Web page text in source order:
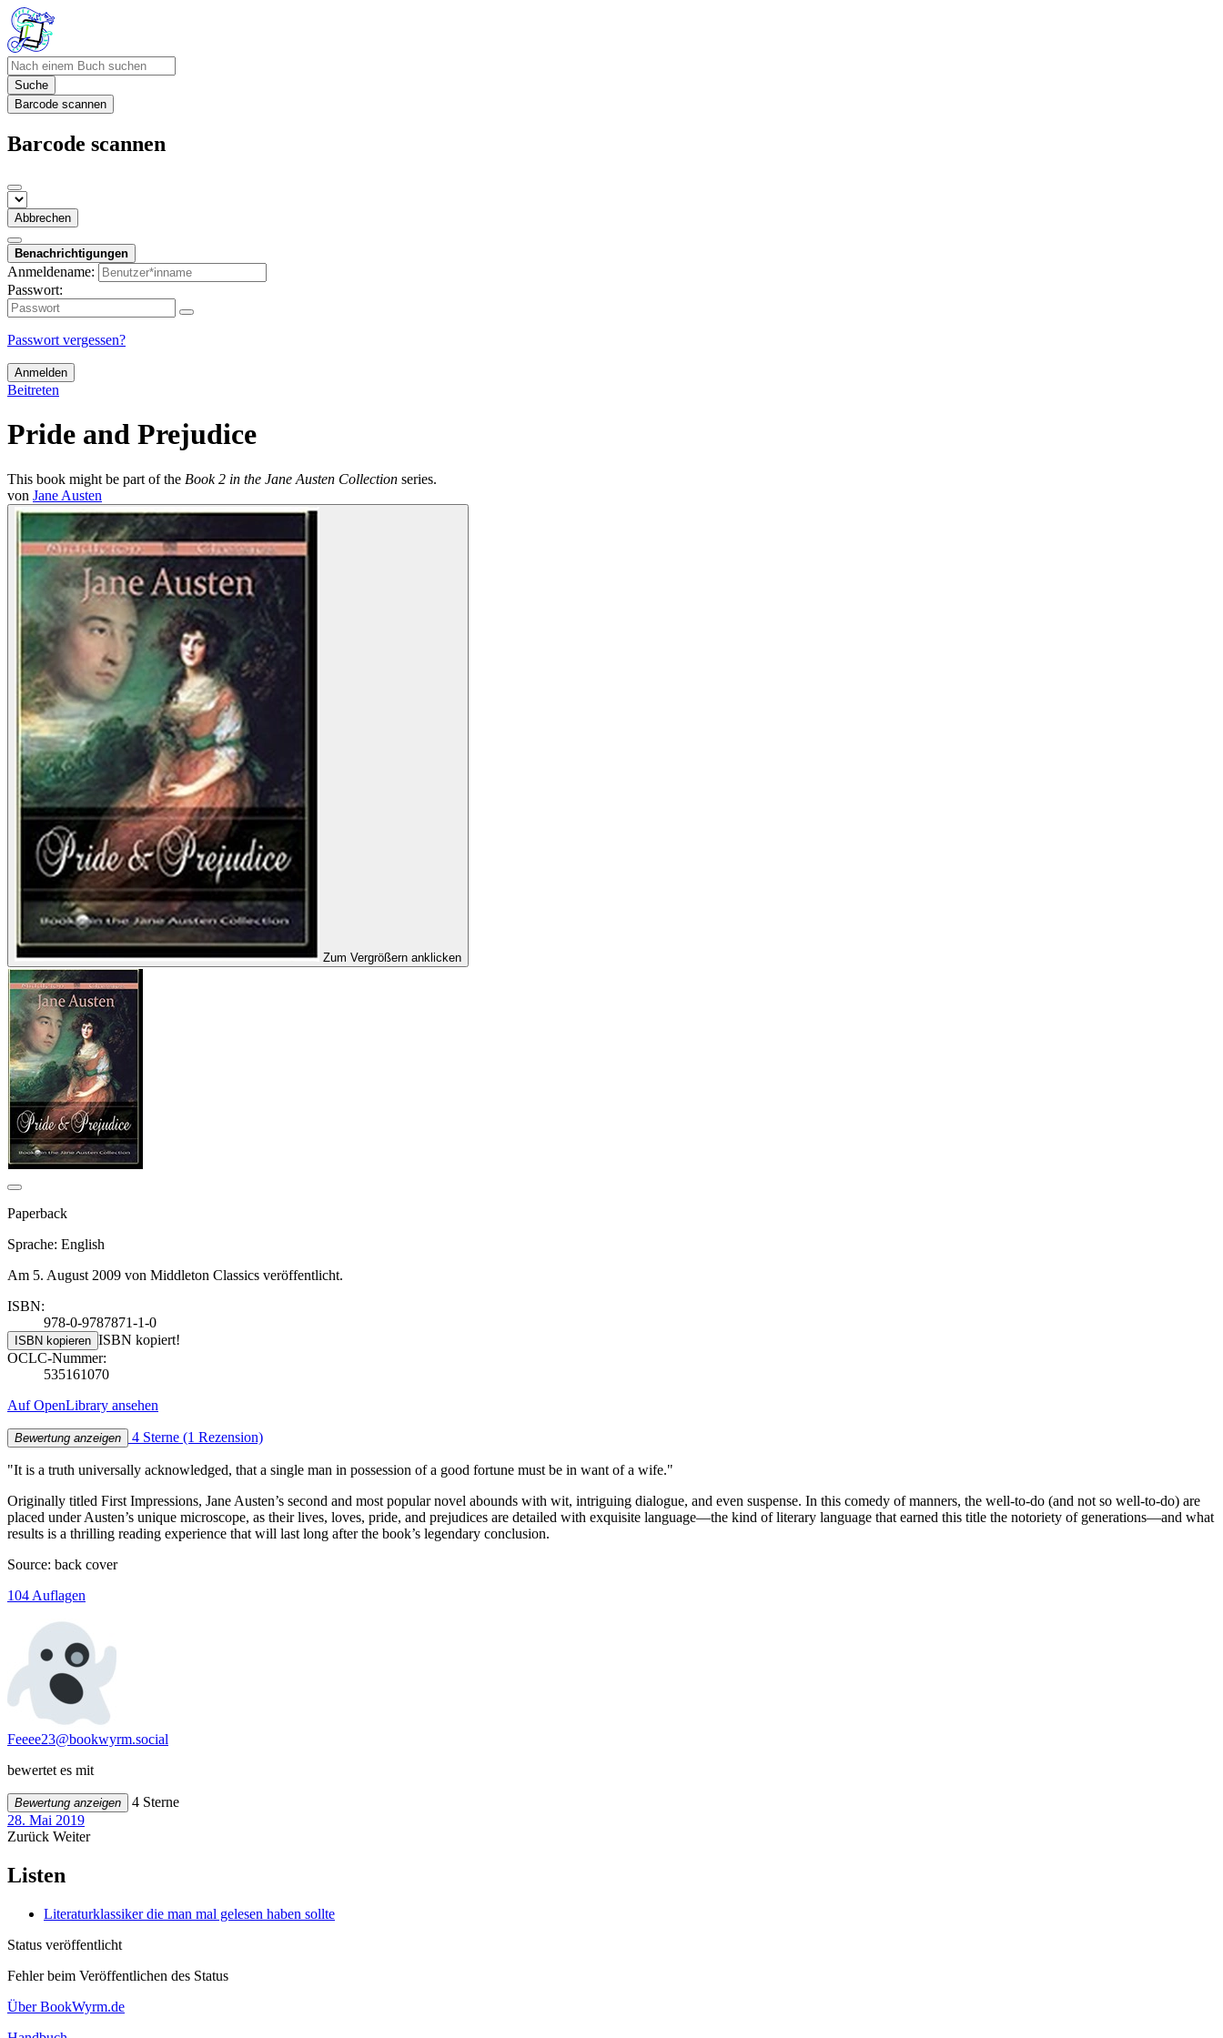
Suche
Barcode scannen
Barcode scannen
Abbrechen
Benachrichtigungen
Anmeldename:
Passwort:
Passwort vergessen?
Anmelden
Beitreten
Pride and Prejudice
This book might be part of the Book 2 in the Jane Austen Collection series.
von Jane Austen
Zum Vergrößern anklicken
Paperback
Sprache: English
Am 5. August 2009 von Middleton Classics veröffentlicht.
ISBN:
978-0-9787871-1-0
ISBN kopieren ISBN kopiert!
OCLC-Nummer:
535161070
Auf OpenLibrary ansehen
Bewertung anzeigen 4 Sterne (1 Rezension)
"It is a truth universally acknowledged, that a single man in possession of a good fortune must be in want of a wife."
Originally titled First Impressions, Jane Austen’s second and most popular novel abounds with wit, intriguing dialogue, and even suspense. In this comedy of manners, the well-to-do (and not so well-to-do) are
placed under Austen’s unique microscope, as their lives, loves, pride, and prejudices are detailed with exquisite language—the kind of literary language that earned this title the notoriety of generations—and what
results is a thrilling reading experience that will last long after the book’s legendary conclusion.
Source: back cover
104 Auflagen
Feeee23@bookwyrm.social
bewertet es mit
Bewertung anzeigen
4 Sterne
28. Mai 2019
Zurück Weiter
Listen
Literaturklassiker die man mal gelesen haben sollte
Status veröffentlicht
Fehler beim Veröffentlichen des Status
Über BookWyrm.de